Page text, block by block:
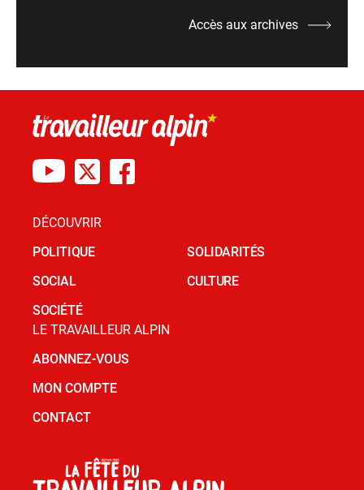
Accès aux archives
DÉCOUVRIR
POLITIQUE
SOCIAL
SOCIÉTÉ
SOLIDARITÉS
CULTURE
LE TRAVAILLEUR ALPIN
ABONNEZ-VOUS
MON COMPTE
CONTACT